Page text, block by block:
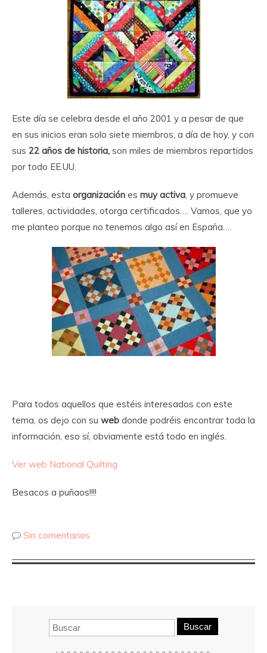
Este día se celebra desde el año 2001 y a pesar de que
en sus inicios eran solo siete miembros, a día de hoy, y con
sus 22 años de historia, son miles de miembros repartidos
por todo EE.UU.
Además, esta organización es muy activa, y promueve
talleres, actividades, otorga certificados…. Vamos, que yo
me planteo porque no tenemos algo así en España….
Para todos aquellos que estéis interesados con este
tema, os dejo con su web donde podréis encontrar toda la
información, eso sí, obviamente está todo en inglés.
Ver web National Quilting
Besacos a puñaos!!!!
Sin comentarios
Buscar